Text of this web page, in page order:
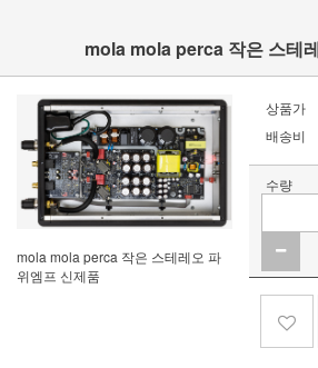
mola mola perca 작은 스테
mola mola perca 작은 스테레오 파
위엠프 신제품
상품가
배송비
수량